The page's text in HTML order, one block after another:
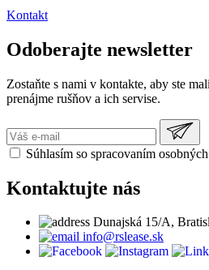
Kontakt
Odoberajte newsletter
Zostaňte s nami v kontakte, aby ste
prenájme rušňov a ich servise.
Súhlasím so spracovaním
Kontaktujte nás
Dunajská 15/A,
info@rslease.sk